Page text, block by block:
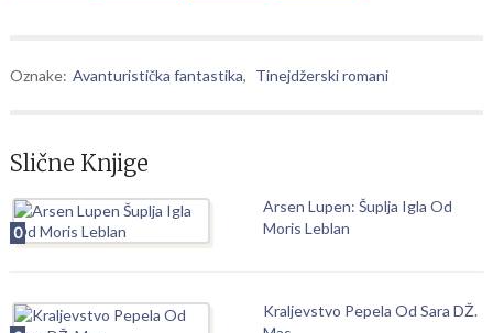
Oznake: Avanturistička fantastika, Tinejdžerski romani
Slične Knjige
0
Arsen Lupen: Šuplja Igla Od
Moris Leblan
Kraljevstvo Pepela Od Sara DŽ.